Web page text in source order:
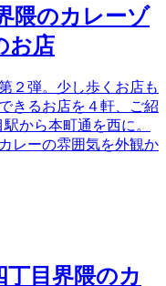
隈のカレーゾ
お店
２弾。少し歩くお店も
きるお店を４軒、ご紹
から本町通を西に。
レーの雰囲気を外観か
目界隈のカ